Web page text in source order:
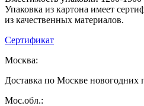
Упаковка из картона имеет
из качественных материалов.
Сертификат
Москва:
Доставка по Москве новогодних
Мос.обл.: